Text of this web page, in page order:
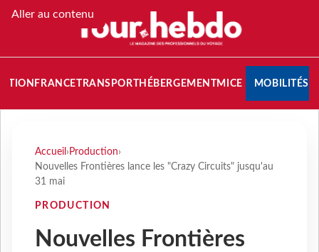
Aller au contenu
FRANCETRANSPORT HÉBERGEMENTMICE MOBILITÉS
Accueil › Production›
Nouvelles Frontières lance les "Crazy Circuits" jusqu'au
31 mai
PRODUCTION
Nouvelles Frontières